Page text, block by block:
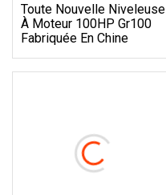
Toute Nouvelle Niveleuse
À Moteur 100HP Gr100
Fabriquée En Chine